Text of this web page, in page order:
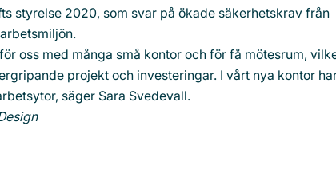
styrelse 2020, som svar på ökade säkerhetskrav från
oss med många små kontor och för få mötesrum,
projekt och investeringar. I vårt nya kontor
säger Sara Svedevall.